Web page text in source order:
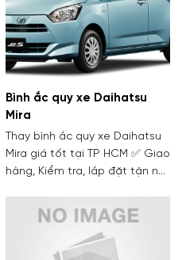
Bình ắc quy xe Daihatsu
Mira
Thay bình ắc quy xe Daihatsu
Mira giá tốt tại TP HCM ✅ Giao
hàng, Kiểm tra, lắp đặt tận nơi
nghiệm